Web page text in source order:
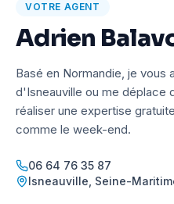
VOTRE AGENT
Adrien
Basé en Normandie, je vous
d'Isneauville ou me déplace
réaliser une expertise
comme le week-end.
06 64 76 35 87
Isneauville Seine-